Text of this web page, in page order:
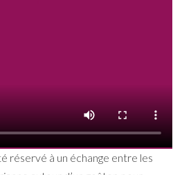
réservé à un échange entre les